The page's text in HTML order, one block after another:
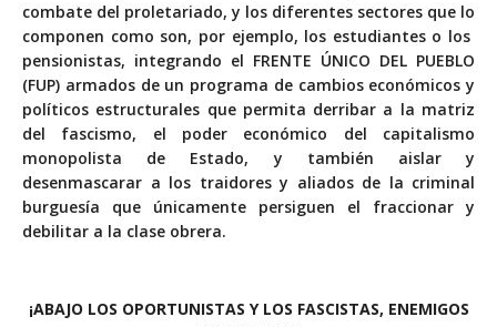
combate del proletariado, y los diferentes sectores que lo
componen como son, por ejemplo, los estudiantes o los
pensionistas, integrando el FRENTE ÚNICO DEL PUEBLO
(FUP) armados de un programa de cambios económicos y
políticos estructurales que permita derribar a la matriz
del fascismo, el poder económico del capitalismo
monopolista de Estado, y también aislar y
desenmascarar a los traidores y aliados de la criminal
burguesía que únicamente persiguen el fraccionar y
debilitar a la clase obrera.
¡ABAJO LOS OPORTUNISTAS Y LOS FASCISTAS, ENEMIGOS